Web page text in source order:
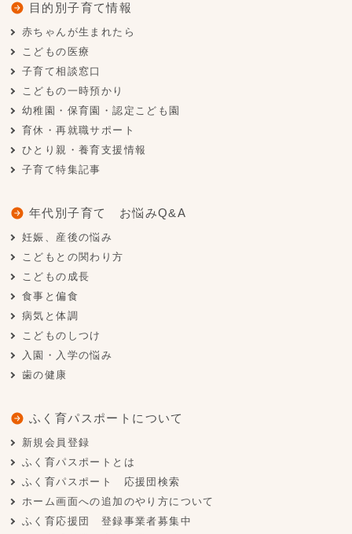
目的別子育て情報
赤ちゃんが生まれたら
こどもの医療
子育て相談窓口
こどもの一時預かり
幼稚園・保育園・認定こども園
育休・再就職サポート
ひとり親・養育支援情報
子育て特集記事
年代別子育て お悩みQ&A
妊娠、産後の悩み
こどもとの関わり方
こどもの成長
食事と偏食
病気と体調
こどものしつけ
入園・入学の悩み
歯の健康
ふく育パスポートについて
新規会員登録
ふく育パスポートとは
ふく育パスポート 応援団検索
ホーム画面への追加のやり方について
ふく育応援団 登録事業者募集中